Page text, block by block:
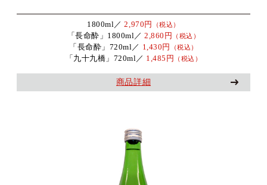
1800ml／2,970円 （税込）
「長命酔」1800ml／2,860円 （税込）
「長命酔」720ml／ 1,430円 （税込）
「九十九橋」720ml／ 1,485円 （税込）
商品詳細